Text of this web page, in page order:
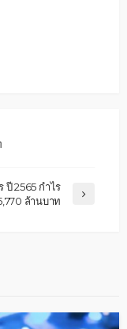
ปี 2565 กำไร
ล้านบาท